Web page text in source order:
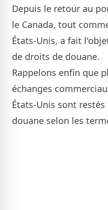
Depuis le retour au
le Canada, tout
États-Unis, a fait
de droits de douane.
Rappelons enfin que
échanges
États-Unis sont
douane selon les